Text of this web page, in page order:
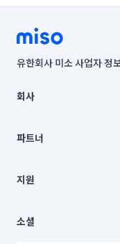
유한회사 미소 사업자 정
00019 |
주소 | 본사: 서울특별시
컨택센터 : 서울특별시 종
상품, 상품정보, 거래에 관
언론 보도 관련 문의:
© 유한회사 미소. Miso,
회사
채용
파트너
이사
지원
이용약관
소셜